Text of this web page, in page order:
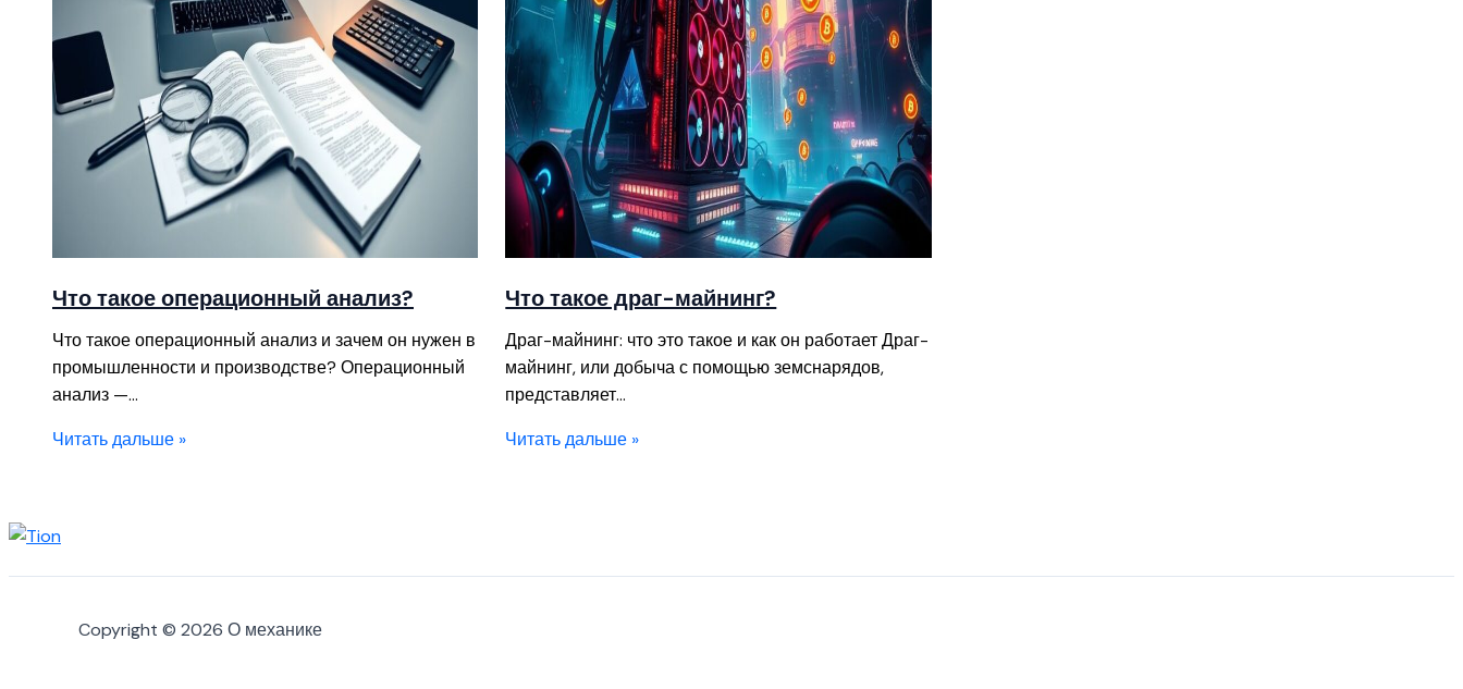
Что такое операционный анализ?
Что такое операционный анализ и зачем он нужен в
промышленности и производстве? Операционный
анализ —…
Читать дальше »
Что такое драг-майнинг?
Драг-майнинг: что это такое и как он работает Драг-
майнинг, или добыча с помощью земснарядов,
представляет…
Читать дальше »
Copyright © 2026 О механике